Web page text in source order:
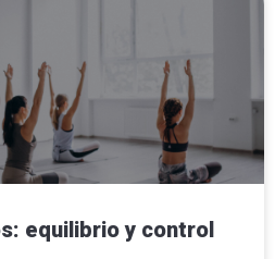
equilibrio y control